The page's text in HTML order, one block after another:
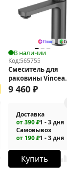
В наличии
Код:565755
Смеситель для
раковины Vincea
Arco VBF-4AR01GM
9 460 ₽
Доставка
от 390 ₽1 - 3 дня
Самовывоз
от 190 ₽1 - 3 дня
Купить